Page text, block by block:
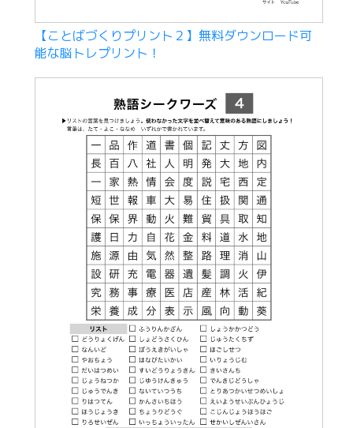
【ことばづくりプリント２】無料ダウンロード可
能な脳トレプリント！